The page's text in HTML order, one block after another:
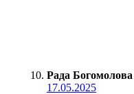
Рада Богомолова
17.05.2025